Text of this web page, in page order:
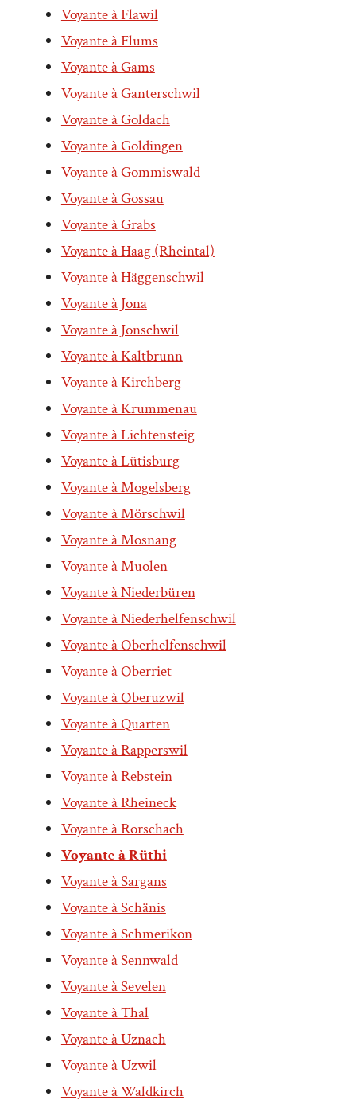
Voyante à Flawil
Voyante à Flums
Voyante à Gams
Voyante à Ganterschwil
Voyante à Goldach
Voyante à Goldingen
Voyante à Gommiswald
Voyante à Gossau
Voyante à Grabs
Voyante à Haag (Rheintal)
Voyante à Häggenschwil
Voyante à Jona
Voyante à Jonschwil
Voyante à Kaltbrunn
Voyante à Kirchberg
Voyante à Krummenau
Voyante à Lichtensteig
Voyante à Lütisburg
Voyante à Mogelsberg
Voyante à Mörschwil
Voyante à Mosnang
Voyante à Muolen
Voyante à Niederbüren
Voyante à Niederhelfenschwil
Voyante à Oberhelfenschwil
Voyante à Oberriet
Voyante à Oberuzwil
Voyante à Quarten
Voyante à Rapperswil
Voyante à Rebstein
Voyante à Rheineck
Voyante à Rorschach
Voyante à Rüthi
Voyante à Sargans
Voyante à Schänis
Voyante à Schmerikon
Voyante à Sennwald
Voyante à Sevelen
Voyante à Thal
Voyante à Uznach
Voyante à Uzwil
Voyante à Waldkirch